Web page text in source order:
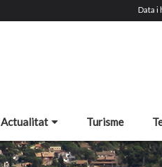
Data i
Actualitat Turisme